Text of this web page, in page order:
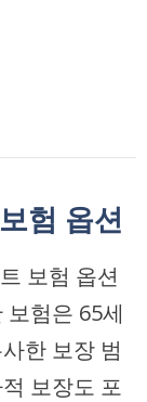
험 옵션
보험 옵션
험은 65세
한 보장 범
보장도 포